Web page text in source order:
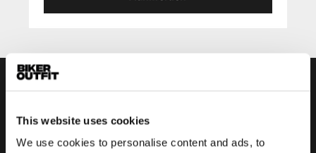
This website uses cookies
We use cookies to personalise content and ads, to